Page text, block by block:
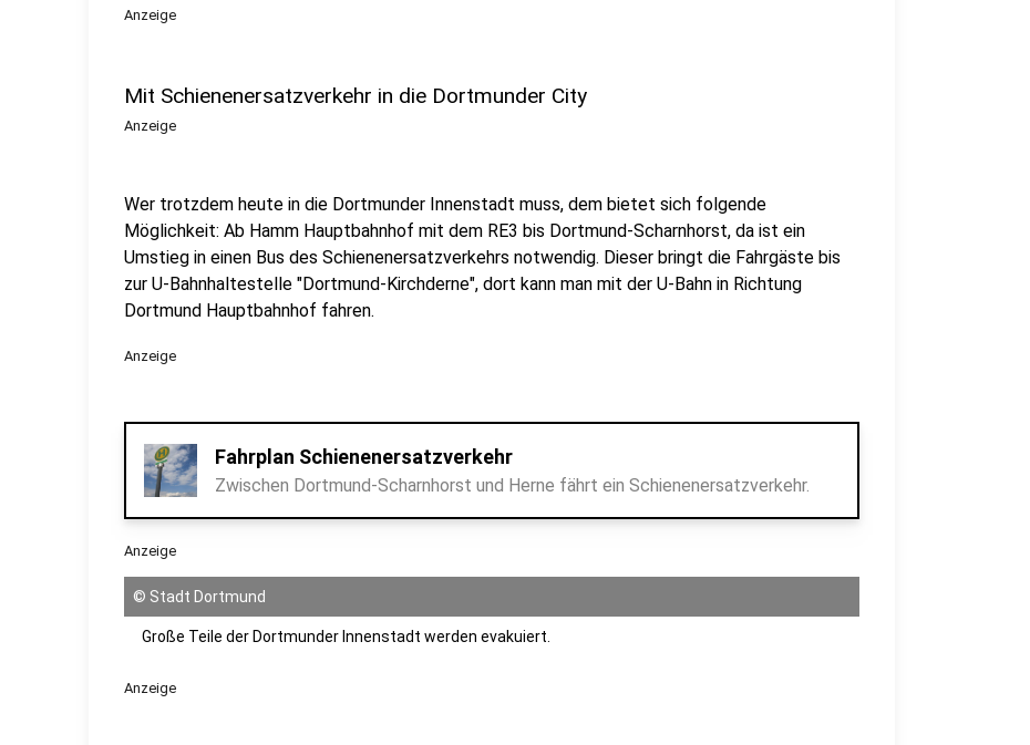
Anzeige
Mit Schienenersatzverkehr in die Dortmunder City
Anzeige
Wer trotzdem heute in die Dortmunder Innenstadt muss, dem bietet sich folgende
Möglichkeit: Ab Hamm Hauptbahnhof mit dem RE3 bis Dortmund-Scharnhorst, da ist ein
Umstieg in einen Bus des Schienenersatzverkehrs notwendig. Dieser bringt die Fahrgäste bis
zur U-Bahnhaltestelle "Dortmund-Kirchderne", dort kann man mit der U-Bahn in Richtung
Dortmund Hauptbahnhof fahren.
Anzeige
Fahrplan Schienenersatzverkehr
Zwischen Dortmund-Scharnhorst und Herne fährt ein Schienenersatzverkehr.
Anzeige
© Stadt Dortmund
Große Teile der Dortmunder Innenstadt werden evakuiert.
Anzeige